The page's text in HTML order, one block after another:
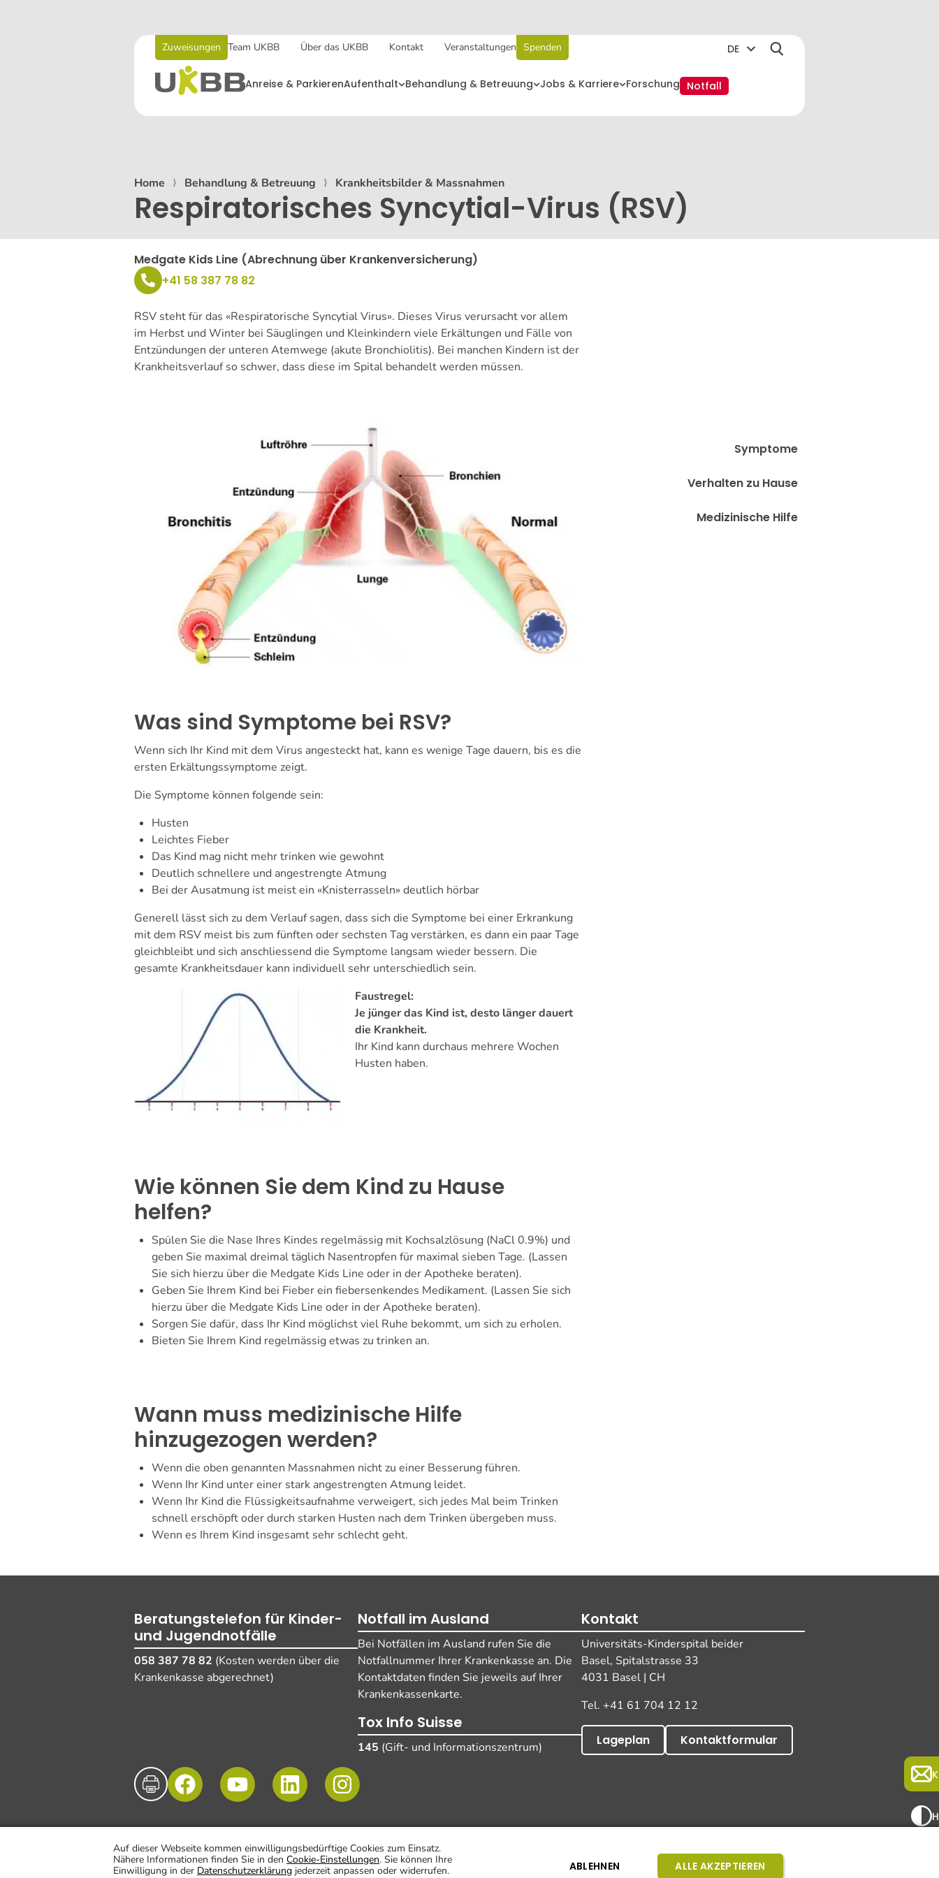
Zuweisungen Team UKBB Über das UKBB Kontakt Veranstaltungen Spenden DE
Anreise & ParkierenAufenthalt Behandlung & Betreuung Jobs & Karriere Forschung Notfall
Home ⟩ Behandlung & Betreuung ⟩ Krankheitsbilder & Massnahmen
Respiratorisches Syncytial-Virus (RSV)
Medgate Kids Line (Abrechnung über Krankenversicherung)
+41 58 387 78 82
RSV steht für das «Respiratorische Syncytial Virus». Dieses Virus verursacht vor allem
im Herbst und Winter bei Säuglingen und Kleinkindern viele Erkältungen und Fälle von
Entzündungen der unteren Atemwege (akute Bronchiolitis). Bei manchen Kindern ist der
Krankheitsverlauf so schwer, dass diese im Spital behandelt werden müssen.
Was sind Symptome bei RSV?
Wenn sich Ihr Kind mit dem Virus angesteckt hat, kann es wenige Tage dauern, bis es die
ersten Erkältungssymptome zeigt.
Die Symptome können folgende sein:
Husten
Leichtes Fieber
Das Kind mag nicht mehr trinken wie gewohnt
Deutlich schnellere und angestrengte Atmung
Bei der Ausatmung ist meist ein «Knisterrasseln» deutlich hörbar
Generell lässt sich zu dem Verlauf sagen, dass sich die Symptome bei einer Erkrankung
mit dem RSV meist bis zum fünften oder sechsten Tag verstärken, es dann ein paar Tage
gleichbleibt und sich anschliessend die Symptome langsam wieder bessern. Die
gesamte Krankheitsdauer kann individuell sehr unterschiedlich sein.
Faustregel:
Je jünger das Kind ist, desto länger dauert
die Krankheit.
Ihr Kind kann durchaus mehrere Wochen
Husten haben.
Wie können Sie dem Kind zu Hause
helfen?
Spülen Sie die Nase Ihres Kindes regelmässig mit Kochsalzlösung (NaCl 0.9%) und
geben Sie maximal dreimal täglich Nasentropfen für maximal sieben Tage. (Lassen
Sie sich hierzu über die Medgate Kids Line oder in der Apotheke beraten).
Geben Sie Ihrem Kind bei Fieber ein fiebersenkendes Medikament. (Lassen Sie sich
hierzu über die Medgate Kids Line oder in der Apotheke beraten).
Sorgen Sie dafür, dass Ihr Kind möglichst viel Ruhe bekommt, um sich zu erholen.
Bieten Sie Ihrem Kind regelmässig etwas zu trinken an.
Wann muss medizinische Hilfe
hinzugezogen werden?
Wenn die oben genannten Massnahmen nicht zu einer Besserung führen.
Wenn Ihr Kind unter einer stark angestrengten Atmung leidet.
Wenn Ihr Kind die Flüssigkeitsaufnahme verweigert, sich jedes Mal beim Trinken
schnell erschöpft oder durch starken Husten nach dem Trinken übergeben muss.
Wenn es Ihrem Kind insgesamt sehr schlecht geht.
Symptome
Verhalten zu Hause
Medizinische Hilfe
Beratungstelefon für Kinder-
und Jugendnotfälle
058 387 78 82 (Kosten werden über die
Krankenkasse abgerechnet)
Notfall im Ausland
Bei Notfällen im Ausland rufen Sie die
Notfallnummer Ihrer Krankenkasse an. Die
Kontaktdaten finden Sie jeweils auf Ihrer
Krankenkassenkarte.
Tox Info Suisse
145 (Gift- und Informationszentrum)
Kontakt
Universitäts-Kinderspital beider
Basel, Spitalstrasse 33
4031 Basel | CH
Tel. +41 61 704 12 12
Lageplan Kontaktformular
© UKBB, 2025 Impressum Datenschutz Disclaimer und Haftungsausschluss